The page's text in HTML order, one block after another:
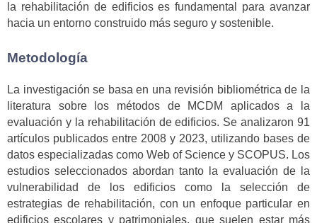
la rehabilitación de edificios es fundamental para avanzar
hacia un entorno construido más seguro y sostenible.
Metodología
La investigación se basa en una revisión bibliométrica de la
literatura sobre los métodos de MCDM aplicados a la
evaluación y la rehabilitación de edificios. Se analizaron 91
artículos publicados entre 2008 y 2023, utilizando bases de
datos especializadas como Web of Science y SCOPUS. Los
estudios seleccionados abordan tanto la evaluación de la
vulnerabilidad de los edificios como la selección de
estrategias de rehabilitación, con un enfoque particular en
edificios escolares y patrimoniales, que suelen estar más